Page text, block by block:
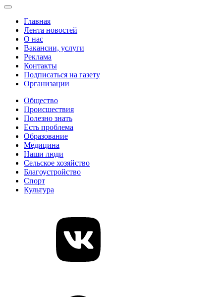
Главная
Лента новостей
О нас
Вакансии, услуги
Реклама
Контакты
Подписаться на газету
Организации
Общество
Происшествия
Полезно знать
Есть проблема
Образование
Медицина
Наши люди
Сельское хозяйство
Благоустройство
Спорт
Культура